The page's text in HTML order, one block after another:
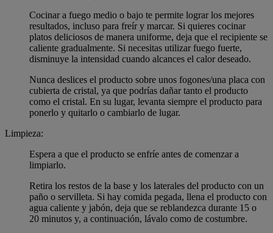
Cocinar a fuego medio o bajo te permite lograr los mejores
resultados, incluso para freír y marcar. Si quieres cocinar
platos deliciosos de manera uniforme, deja que el recipiente se
caliente gradualmente. Si necesitas utilizar fuego fuerte,
disminuye la intensidad cuando alcances el calor deseado.
Nunca deslices el producto sobre unos fogones/una placa con
cubierta de cristal, ya que podrías dañar tanto el producto
como el cristal. En su lugar, levanta siempre el producto para
ponerlo y quitarlo o cambiarlo de lugar.
Limpieza:
Espera a que el producto se enfríe antes de comenzar a
limpiarlo.
Retira los restos de la base y los laterales del producto con un
paño o servilleta. Si hay comida pegada, llena el producto con
agua caliente y jabón, deja que se reblandezca durante 15 o
20 minutos y, a continuación, lávalo como de costumbre.